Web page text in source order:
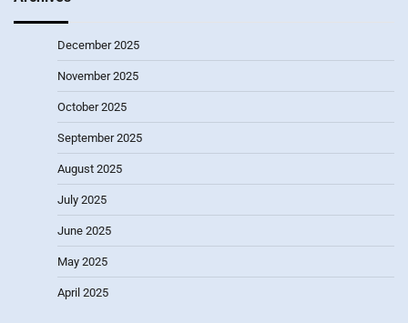
December 2025
November 2025
October 2025
September 2025
August 2025
July 2025
June 2025
May 2025
April 2025